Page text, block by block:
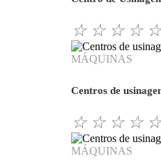
☆ ☆ ☆ ☆ ☆
MÁQUINAS
Centros de
☆ ☆ ☆ ☆ ☆
MÁQUINAS